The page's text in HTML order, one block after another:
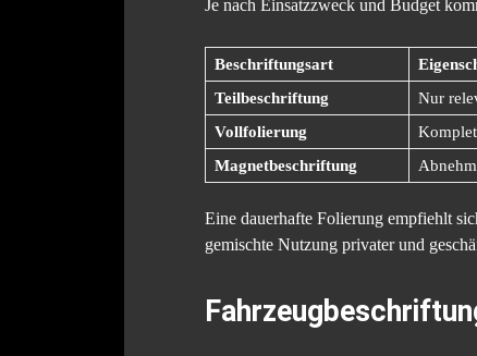
Je nach Einsatzzweck und Budget
Beschriftungsart
Teilbeschriftung
Nur
Vollfolierung
Magnetbeschriftung
Eine dauerhafte Folierung empfiehlt
gemischte Nutzung privater und